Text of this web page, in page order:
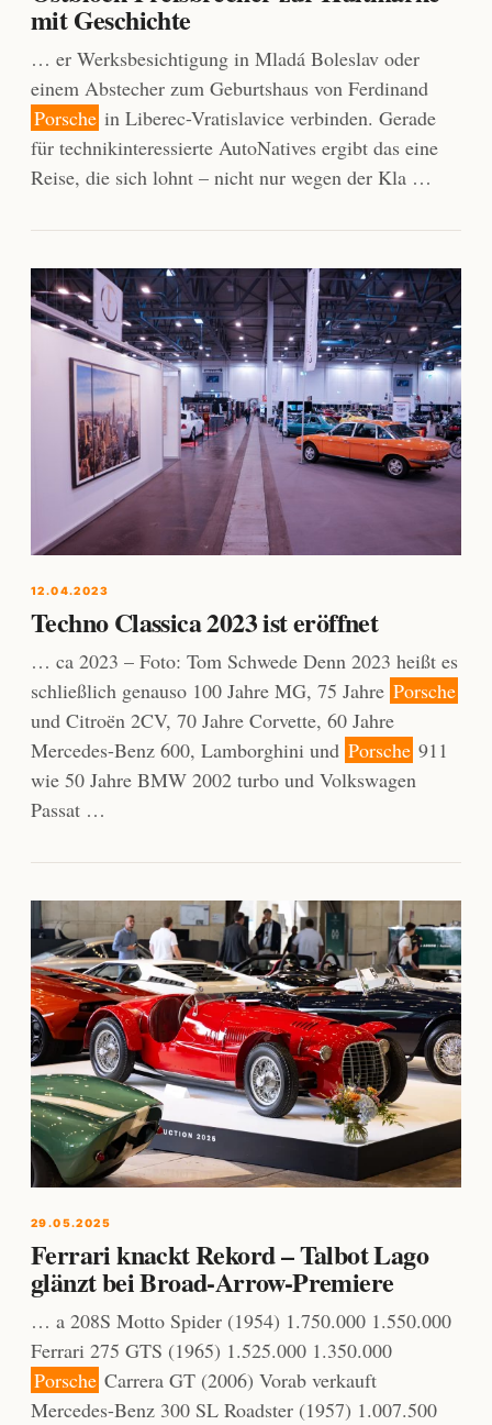
mit Geschichte
… er Werksbesichtigung in Mladá Boleslav oder
einem Abstecher zum Geburtshaus von Ferdinand
Porsche in Liberec-Vratislavice verbinden. Gerade
für technikinteressierte AutoNatives ergibt das eine
Reise, die sich lohnt – nicht nur wegen der Kla …
12.04.2023
Techno Classica 2023 ist eröffnet
… ca 2023 – Foto: Tom Schwede Denn 2023 heißt es
schließlich genauso 100 Jahre MG, 75 Jahre Porsche
und Citroën 2CV, 70 Jahre Corvette, 60 Jahre
Mercedes-Benz 600, Lamborghini und Porsche 911
wie 50 Jahre BMW 2002 turbo und Volkswagen
Passat …
29.05.2025
Ferrari knackt Rekord – Talbot Lago
glänzt bei Broad-Arrow-Premiere
… a 208S Motto Spider (1954) 1.750.000 1.550.000
Ferrari 275 GTS (1965) 1.525.000 1.350.000
Porsche Carrera GT (2006) Vorab verkauft
Mercedes-Benz 300 SL Roadster (1957) 1.007.500